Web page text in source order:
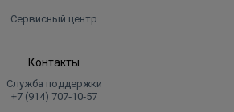
Сервисный центр
Контакты
Служба поддержки
+7 (914) 707‑10‑57